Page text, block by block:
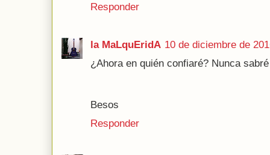
Responder
la MaLquEridA 10 de diciembre de
¿Ahora en quién confiaré? Nunca
Besos
Responder